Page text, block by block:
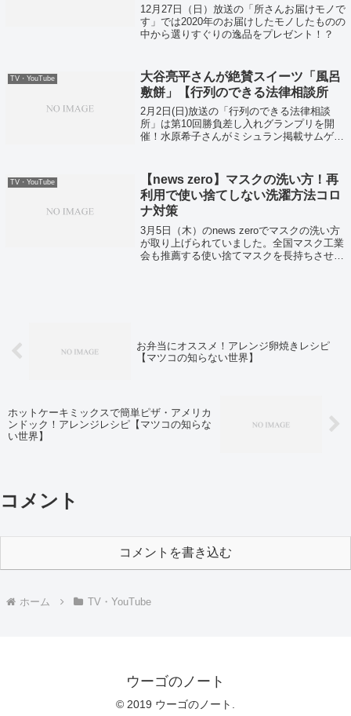
モノです】
12月27日（日）放送の「所さんお届けモノで
す」では2020年のお届けしたモノしたものの
中から選りすぐりの逸品をプレゼント！？
TV・YouTube
大谷亮平さんが絶賛スイーツ「風呂
敷餅」【行列のできる法律相談所
2月2日(日)放送の「行列のできる法律相談
所」は第10回勝負差し入れグランプリを開
催！水原希子さんがミシュラン掲載サムゲタ
餅」、巨人の元木コーチは高級「八戸サバ缶
バ...
TV・YouTube
【news zero】マスクの洗い方！再
利用で使い捨てしない洗濯方法コロ
ナ対策
3月5日（木）のnews zeroでマスクの洗い方
が取り上げられていました。全国マスク工業
会も推薦する使い捨てマスクを長持ちさせる
お弁当にオススメ！アレンジ卵焼きレシピ
【マツコの知らない世界】
ホットケーキミックスで簡単ピザ・アメリカ
ンドック！アレンジレシピ【マツコの知らな
い世界】
コメント
コメントを書き込む
ホーム TV・YouTube
ウーゴのノート
© 2019 ウーゴのノート.